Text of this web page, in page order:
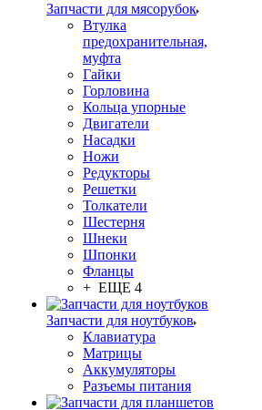
Запчасти для мясорубок
Втулка
предохранительная,
муфта
Гайки
Горловина
Кольца упорные
Двигатели
Насадки
Ножи
Редукторы
Решетки
Толкатели
Шестерня
Шнеки
Шпонки
Фланцы
+ ЕЩЕ 4
Запчасти для ноутбуков
Клавиатура
Матрицы
Аккумуляторы
Разъемы питания